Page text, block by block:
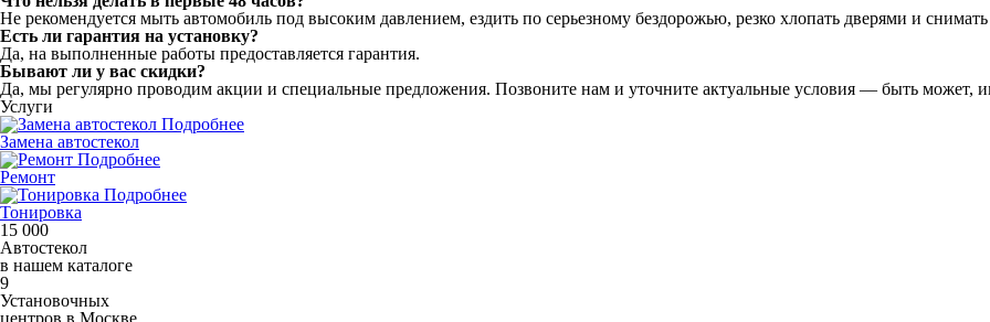
Не рекомендуется мыть автомобиль под высоким давлением, ездить по серьезному бездорожью, резко хлопать дверями и
Есть ли гарантия на установку?
Да, на выполненные работы предоставляется гарантия.
Бывают ли у вас скидки?
Да, мы регулярно проводим акции и специальные предложения. Позвоните нам и уточните актуальные условия — быть может,
Услуги
Подробнее
Замена автостекол
Подробнее
Ремонт
Подробнее
Тонировка
15 000
Автостекол
в нашем каталоге
9
Установочных
центров в Москве